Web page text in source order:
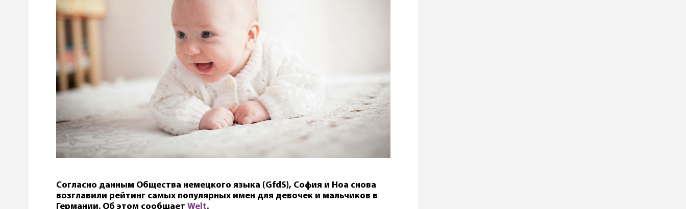
Согласно данным Общества немецкого языка (GfdS), София и Ноа снова
возглавили рейтинг самых популярных имен для девочек и мальчиков в
Германии. Об этом сообщает Welt.